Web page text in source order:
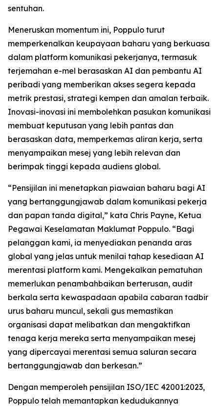
sentuhan.
Meneruskan momentum ini, Poppulo turut
memperkenalkan keupayaan baharu yang berkuasa
dalam platform komunikasi pekerjanya, termasuk
terjemahan e-mel berasaskan AI dan pembantu AI
peribadi yang memberikan akses segera kepada
metrik prestasi, strategi kempen dan amalan terbaik.
Inovasi-inovasi ini membolehkan pasukan komunikasi
membuat keputusan yang lebih pantas dan
berasaskan data, memperkemas aliran kerja, serta
menyampaikan mesej yang lebih relevan dan
berimpak tinggi kepada audiens global.
“Pensijilan ini menetapkan piawaian baharu bagi AI
yang bertanggungjawab dalam komunikasi pekerja
dan papan tanda digital,” kata Chris Payne, Ketua
Pegawai Keselamatan Maklumat Poppulo. “Bagi
pelanggan kami, ia menyediakan penanda aras
global yang jelas untuk menilai tahap kesediaan AI
merentasi platform kami. Mengekalkan pematuhan
memerlukan penambahbaikan berterusan, audit
berkala serta kewaspadaan apabila cabaran tadbir
urus baharu muncul, sekali gus memastikan
organisasi dapat melibatkan dan mengaktifkan
tenaga kerja mereka serta menyampaikan mesej
yang dipercayai merentasi semua saluran secara
bertanggungjawab dan berkesan.”
Dengan memperoleh pensijilan ISO/IEC 42001:2023,
Poppulo telah memantapkan kedudukannya